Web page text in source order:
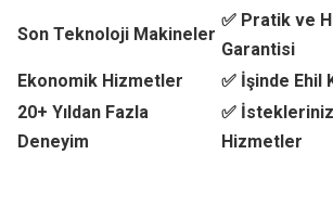
Son Teknoloji Makineler
✅ Pratik ve
Garantisi
Ekonomik Hizmetler
✅ İşinde Ehil
20+ Yıldan Fazla
Deneyim
✅
Hizmetler